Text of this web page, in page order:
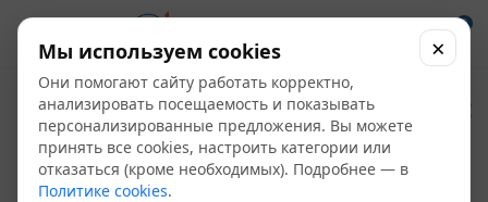
0
Электрические
котлы
8
Котлы
Мы используем cookies
Они помогают сайту работать корректно,
анализировать посещаемость и показывать
персонализированные предложения. Вы можете
принять все cookies, настроить категории или
отказаться (кроме необходимых). Подробнее — в
Политике cookies.
×